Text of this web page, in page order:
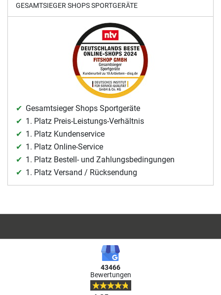
GESAMTSIEGER SHOPS SPORTGERÄTE
Gesamtsieger Shops Sportgeräte
1. Platz Preis-Leistungs-Verhältnis
1. Platz Kundenservice
1. Platz Online-Service
1. Platz Bestell- und Zahlungsbedingungen
1. Platz Versand / Rücksendung
43466
Bewertungen